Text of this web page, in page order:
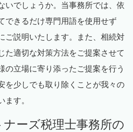
いでしょうか。当事務所では、依
できるだけ専門用語を使用せず
ご説明いたします。また、相続対
た適切な対策方法をご提案させて
の立場に寄り添ったご提案を行う
を少しでも取り除くことが我々の
ます。
ナーズ税理士事務所の